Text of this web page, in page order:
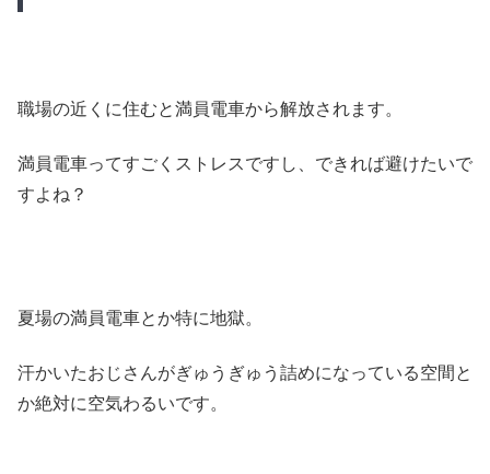
職場の近くに住むと満員電車から解放されます。
満員電車ってすごくストレスですし、できれば避けたいで
すよね？
夏場の満員電車とか特に地獄。
汗かいたおじさんがぎゅうぎゅう詰めになっている空間と
か絶対に空気わるいです。